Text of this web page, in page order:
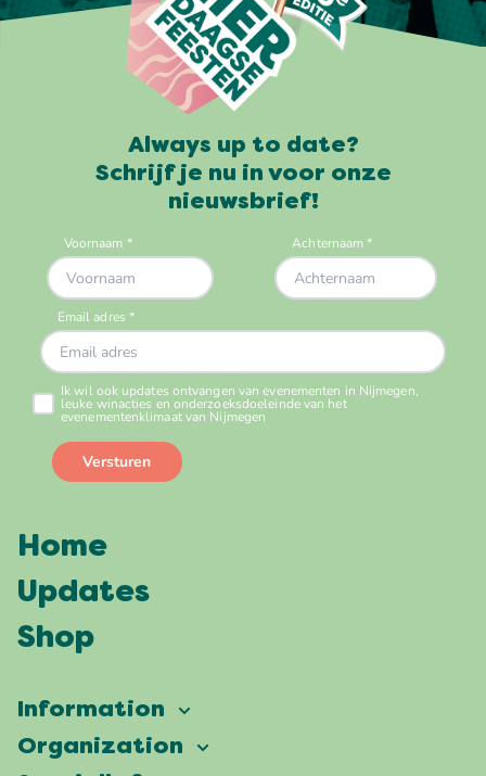
Always up to date?
Schrijf je nu in voor onze
nieuwsbrief!
Home
Updates
Shop
Information
Vierdaagsefeesten
Organization